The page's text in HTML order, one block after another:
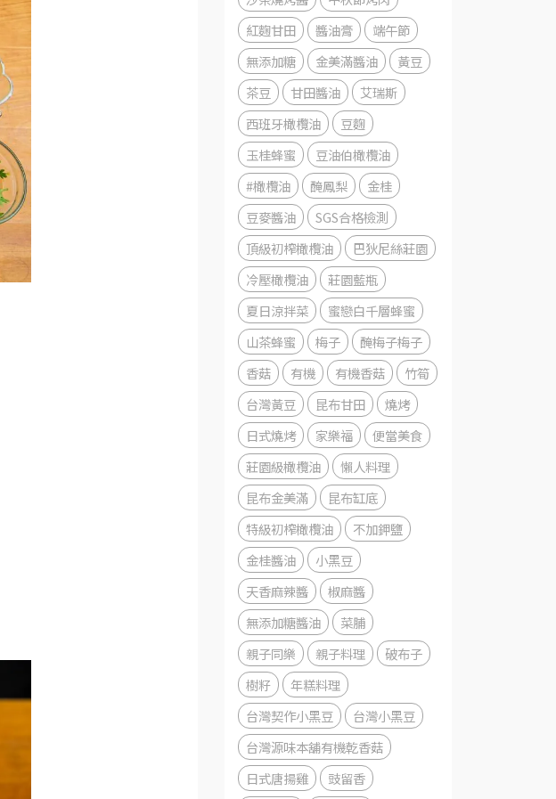
紅麴甘田
醬油膏
端午節
無添加糖
金美滿醬油
黃豆
茶豆
甘田醬油
艾瑞斯
西班牙橄欖油
豆麴
玉桂蜂蜜
豆油伯橄欖油
#橄欖油
醃鳳梨
金桂
豆麥醬油
SGS合格檢測
頂級初榨橄欖油
巴狄尼絲莊園
冷壓橄欖油
莊園藍瓶
夏日涼拌菜
蜜戀白千層蜂蜜
山茶蜂蜜
梅子
醃梅子梅子
香菇
有機 有機香菇
竹筍
台灣黃豆
昆布甘田
燒烤
日式燒烤
家樂福
便當美食
莊園級橄欖油
懶人料理
昆布金美滿
昆布缸底
特級初榨橄欖油
不加鉀鹽
金桂醬油
小黑豆
天香麻辣醬
椒麻醬
無添加糖醬油
菜脯
親子同樂
親子料理
破布子
樹籽
年糕料理
台灣契作小黑豆
台灣小黑豆
台灣源味本舖有機乾香菇
日式唐揚雞
豉留香